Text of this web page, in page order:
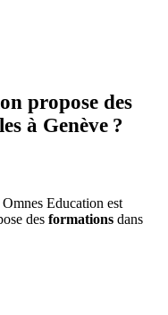
propose des
à Genève ?
Education est
des formations dans